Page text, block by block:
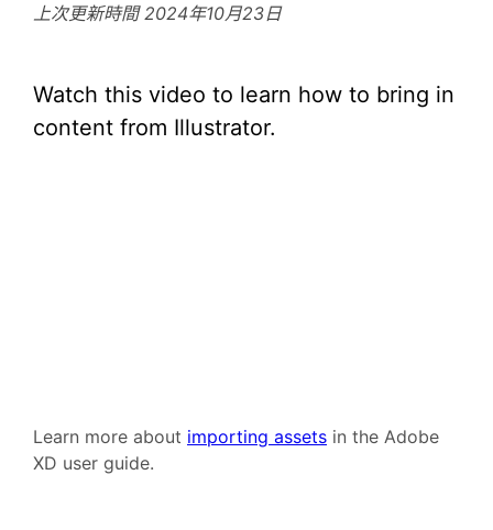
上次更新時間2024年10月23日
Watch this video to learn how to bring in
content from Illustrator.
Learn more about importing assets in the Adobe
XD user guide.